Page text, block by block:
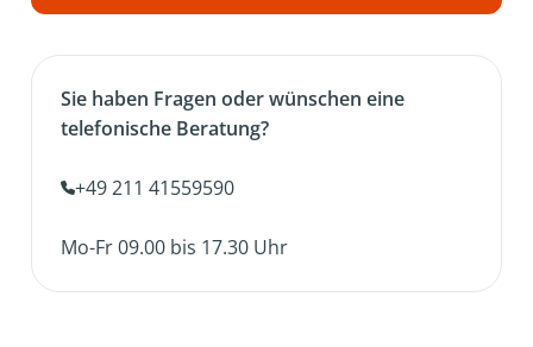
Sie haben Fragen oder wünschen eine
telefonische Beratung?
+49 211 41559590
Mo-Fr 09.00 bis 17.30 Uhr